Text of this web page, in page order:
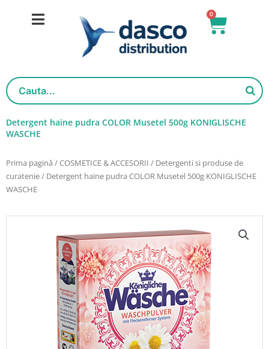
0
Cart
Detergent haine pudra COLOR Musetel 500g KONIGLISCHE
WASCHE
Prima pagină /COSMETICE & ACCESORII / Detergenti si produse de
curatenie/ Detergent haine pudra COLOR Musetel 500g KONIGLISCHE
WASCHE